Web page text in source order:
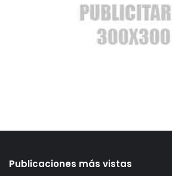
Publicaciones más vistas